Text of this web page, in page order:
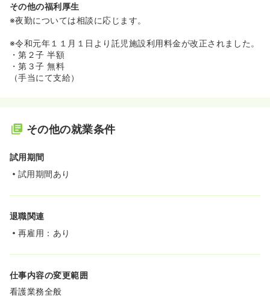
その他の福利厚生
※夜勤については相談に応じます。
※令和元年１１月１日より託児施設利用料金が改正されました。
・第２子 半額
・第３子 無料
（手当にて支給）
その他の就業条件
試用期間
試用期間あり
退職関連
再雇用：あり
仕事内容の変更範囲
看護業務全般